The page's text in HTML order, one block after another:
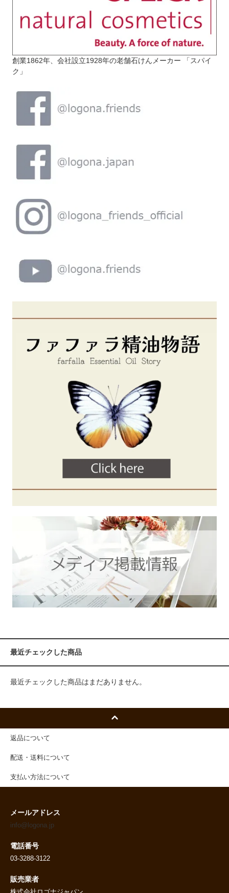
創業1862年、会社設立1928年の老舗石けんメーカー 「スパイ
ク」
最近チェックした商品
最近チェックした商品はまだありません。
返品について
配送・送料について
支払い方法について
メールアドレス
info@logona.jp
電話番号
03-3288-3122
販売業者